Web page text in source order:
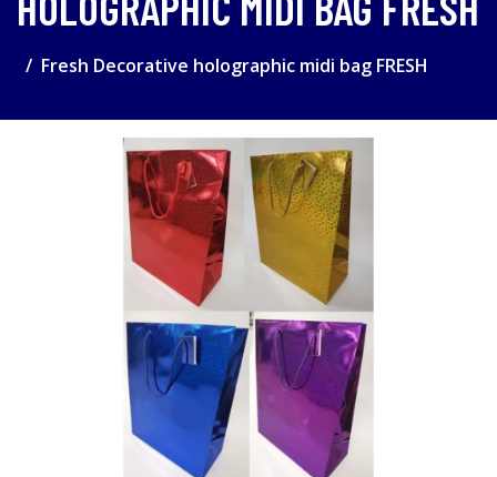
Fresh Decorative holographic midi bag FRESH